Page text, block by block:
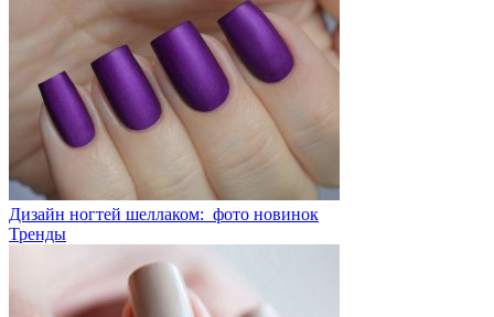
Дизайн ногтей шеллаком: фото новинок
Тренды